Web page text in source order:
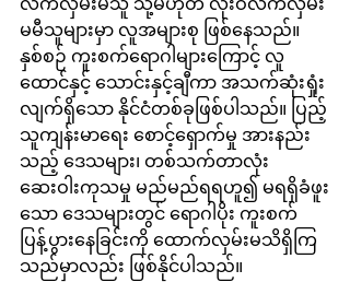
မမီသူများမှာ လူအများစု ဖြစ်နေသည်။
နှစ်စဉ် ကူးစက်ရောဂါများကြောင့် လူ
ထောင်နှင့် သောင်းနှင့်ချီကာ အသက်ဆုံးရှုံး
လျက်ရှိသော နိုင်ငံတစ်ခုဖြစ်ပါသည်။ ပြည့်
သူကျန်းမာရေး စောင့်ရှောက်မှု အားနည်း
သည့် ဒေသများ၊ တစ်သက်တာလုံး
ဆေးဝါးကုသမှု မည်မည်ရရဟူ၍ မရရှိခံဖူး
သော ဒေသများတွင် ရောဂါပိုး ကူးစက်
ပြန့်ပွားနေခြင်းကို ထောက်လှမ်းမသိရှိကြ
သည်မှာလည်း ဖြစ်နိုင်ပါသည်။